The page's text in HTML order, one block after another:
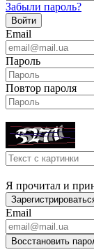
Забыли пароль?
Войти
Email
Пароль
Повтор пароля
Я прочитал и
Email
Восстановить